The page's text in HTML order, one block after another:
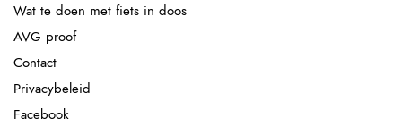
Wat te doen met fiets in doos
AVG proof
Contact
Privacybeleid
Facebook